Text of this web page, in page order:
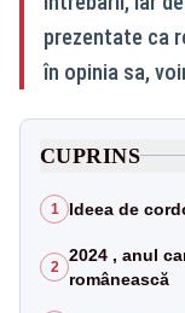
prezentate ca
în opinia sa,
CUPRINS
1 Ideea de
2
2024 , anul
românească